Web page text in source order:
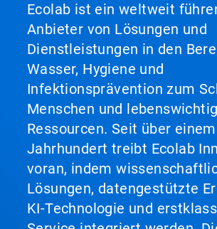
Ecolab ist ein weltweit
Anbieter von Lösungen und
Dienstleistungen in den
Wasser, Hygiene und
Infektionsprävention zum
Menschen und
Ressourcen. Seit über einem
Jahrhundert treibt Ecolab
voran, indem
Lösungen, datengestützte
KI-Technologie und